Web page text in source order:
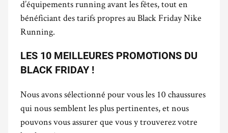
d’équipements running avant les fêtes, tout en
bénéficiant des tarifs propres au Black Friday Nike
Running.
LES 10 MEILLEURES PROMOTIONS DU
BLACK FRIDAY !
Nous avons sélectionné pour vous les 10 chaussures
qui nous semblent les plus pertinentes, et nous
pouvons vous assurer que vous y trouverez votre